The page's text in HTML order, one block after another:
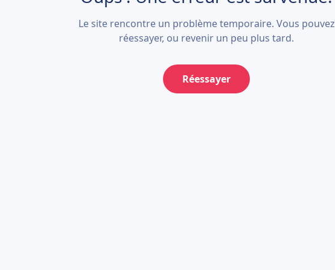
Le site rencontre un problème temporaire. Vous pouvez
réessayer, ou revenir un peu plus tard.
Réessayer